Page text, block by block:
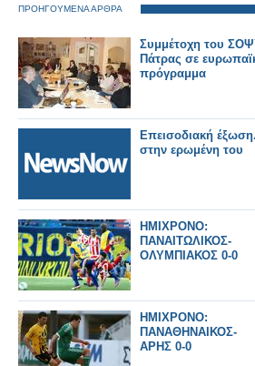
ΠΡΟΗΓΟΥΜΕΝΑ ΑΡΘΡΑ
Συμμέτοχη του
Πάτρας σε
πρόγραμμα
Επεισοδιακή
στην ερωμένη του
HMIXΡΟΝΟ:
ΠΑΝΑΙΤΩΛΙΚΟΣ-
OΛΥΜΠΙΑΚΟΣ 0-0
HMIXΡΟΝΟ:
ΠΑΝΑΘΗΝΑΙΚΟΣ-
ΑΡΗΣ 0-0